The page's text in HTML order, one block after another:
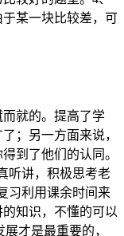
某一块比较差，可
就的。提高了学
；另一方面来说，
到了他们的认同。
听讲，积极思考老
习利用课余时间来
知识，不懂的可以
才是最重要的，